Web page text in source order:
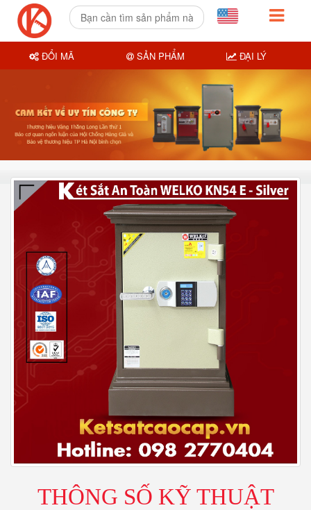
THÔNG SỐ KỸ THUẬT
ĐỔI MÃ SẢN PHẨM ĐẠI LÝ